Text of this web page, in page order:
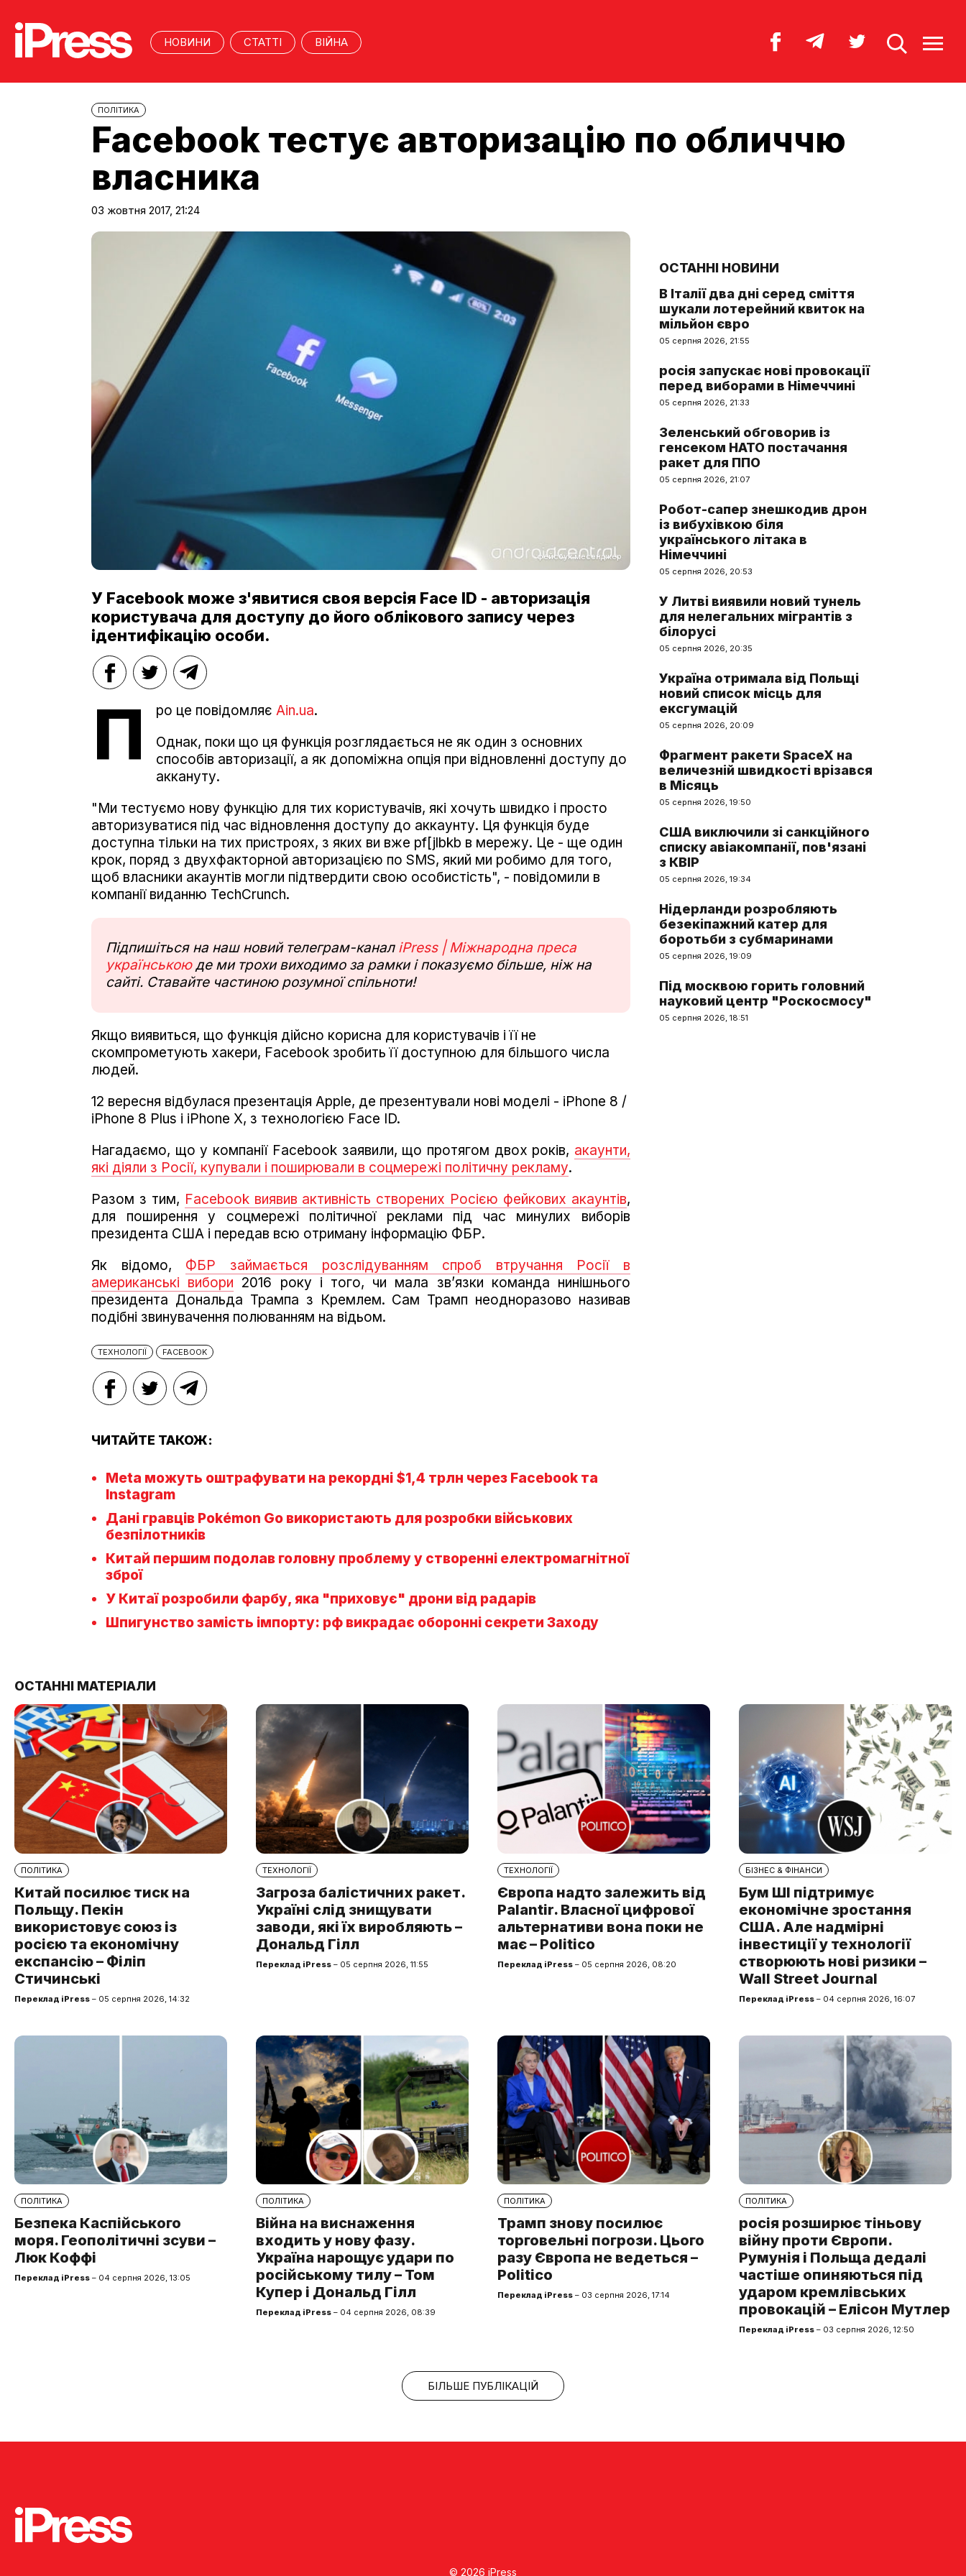
НОВИНИ СТАТТІ ВІЙНА
ПОЛІТИКА
Facebook тестує авторизацію по обличчю
власника
03 жовтня 2017, 21:24
фейсбук месенджер
У Facebook може з'явитися своя версія Face ID - авторизація
користувача для доступу до його облікового запису через
ідентифікацію особи.
П ро це повідомляє Ain.ua.
Однак, поки що ця функція розглядається не як один з основних
способів авторизації, а як допоміжна опція при відновленні доступу до
аккануту.
"Ми тестуємо нову функцію для тих користувачів, які хочуть швидко і просто
авторизуватися під час відновлення доступу до аккаунту. Ця функція буде
доступна тільки на тих пристроях, з яких ви вже pf[jlbkb в мережу. Це - ще один
крок, поряд з двухфакторной авторизацією по SMS, який ми робимо для того,
щоб власники акаунтів могли підтвердити свою особистість", - повідомили в
компанії виданню TechCrunch.
Підпишіться на наш новий телеграм-канал iPress | Міжнародна преса
українськоюде ми трохи виходимо за рамки і показуємо більше, ніж на
сайті. Ставайте частиною розумної спільноти!
Якщо виявиться, що функція дійсно корисна для користувачів і її не
скомпрометують хакери, Facebook зробить її доступною для більшого числа
людей.
12 вересня відбулася презентація Apple, де презентували нові моделі - iPhone 8 /
iPhone 8 Plus і iPhone X, з технологією Face ID.
Нагадаємо, що у компанії Facebook заявили, що протягом двох років, акаунти,
які діяли з Росії, купували і поширювали в соцмережі політичну рекламу.
Разом з тим, Facebook виявив активність створених Росією фейкових акаунтів,
для поширення у соцмережі політичної реклами під час минулих виборів
президента США і передав всю отриману інформацію ФБР.
Як відомо, ФБР займається розслідуванням спроб втручання Росії в
американські вибори 2016 року і того, чи мала зв’язки команда нинішнього
президента Дональда Трампа з Кремлем. Сам Трамп неодноразово називав
подібні звинувачення полюванням на відьом.
ТЕХНОЛОГІЇ FACEBOOK
ЧИТАЙТЕ ТАКОЖ:
Meta можуть оштрафувати на рекордні $1,4 трлн через Facebook та
Instagram
Дані гравців Pokémon Go використають для розробки військових
безпілотників
Китай першим подолав головну проблему у створенні електромагнітної
зброї
У Китаї розробили фарбу, яка "приховує" дрони від радарів
Шпигунство замість імпорту: рф викрадає оборонні секрети Заходу
ОСТАННІ НОВИНИ
В Італії два дні серед сміття
шукали лотерейний квиток на
мільйон євро
05 серпня 2026, 21:55
росія запускає нові провокації
перед виборами в Німеччині
05 серпня 2026, 21:33
Зеленський обговорив із
генсеком НАТО постачання
ракет для ППО
05 серпня 2026, 21:07
Робот-сапер знешкодив дрон
із вибухівкою біля
українського літака в
Німеччині
05 серпня 2026, 20:53
У Литві виявили новий тунель
для нелегальних мігрантів з
білорусі
05 серпня 2026, 20:35
Україна отримала від Польщі
новий список місць для
ексгумацій
05 серпня 2026, 20:09
Фрагмент ракети SpaceX на
величезній швидкості врізався
в Місяць
05 серпня 2026, 19:50
США виключили зі санкційного
списку авіакомпанії, пов'язані
з КВІР
05 серпня 2026, 19:34
Нідерланди розробляють
безекіпажний катер для
боротьби з субмаринами
05 серпня 2026, 19:09
Під москвою горить головний
науковий центр "Роскосмосу"
05 серпня 2026, 18:51
ОСТАННІ МАТЕРІАЛИ
ПОЛІТИКА
Китай посилює тиск на
Польщу. Пекін
використовує союз із
росією та економічну
експансію – Філіп
Стичинські
Переклад iPress – 05 серпня 2026, 14:32
ТЕХНОЛОГІЇ
Загроза балістичних ракет.
Україні слід знищувати
заводи, які їх виробляють –
Дональд Гілл
Переклад iPress – 05 серпня 2026, 11:55
ТЕХНОЛОГІЇ
Європа надто залежить від
Palantir. Власної цифрової
альтернативи вона поки не
має – Politico
Переклад iPress – 05 серпня 2026, 08:20
БІЗНЕС & ФІНАНСИ
Бум ШІ підтримує
економічне зростання
США. Але надмірні
інвестиції у технології
створюють нові ризики –
Wall Street Journal
Переклад iPress – 04 серпня 2026, 16:07
ПОЛІТИКА
Безпека Каспійського
моря. Геополітичні зсуви –
Люк Коффі
Переклад iPress – 04 серпня 2026, 13:05
ПОЛІТИКА
Війна на виснаження
входить у нову фазу.
Україна нарощує удари по
російському тилу – Том
Купер і Дональд Гілл
Переклад iPress – 04 серпня 2026, 08:39
ПОЛІТИКА
Трамп знову посилює
торговельні погрози. Цього
разу Європа не ведеться –
Politico
Переклад iPress – 03 серпня 2026, 17:14
ПОЛІТИКА
росія розширює тіньову
війну проти Європи.
Румунія і Польща дедалі
частіше опиняються під
ударом кремлівських
провокацій – Елісон Мутлер
Переклад iPress – 03 серпня 2026, 12:50
БІЛЬШЕ ПУБЛІКАЦІЙ
© 2026 iPress